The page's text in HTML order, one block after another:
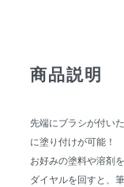
商品説明
先端にブラシが付い
に塗り付けが可能！
お好みの塗料や溶剤
ダイヤルを回すと、